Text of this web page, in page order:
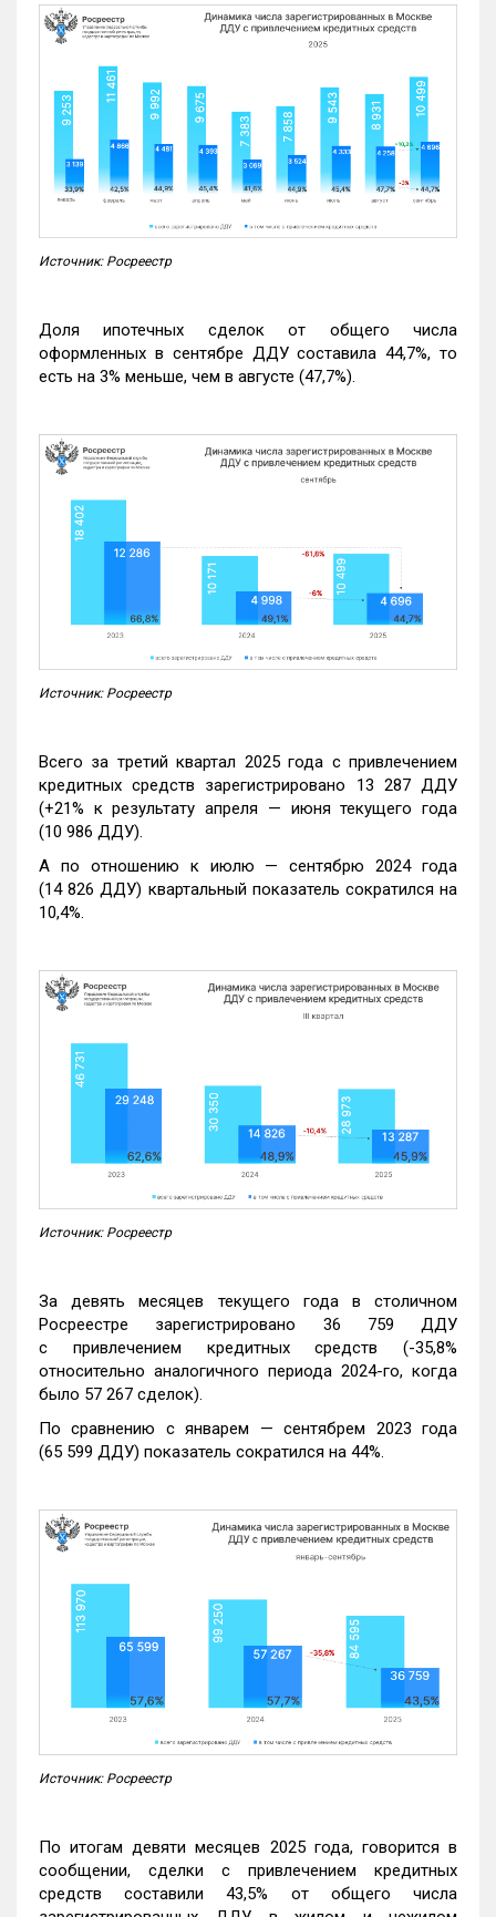
Источник: Росреестр
Доля ипотечных сделок от общего числа
оформленных в сентябре ДДУ составила 44,7%, то
есть на 3% меньше, чем в августе (47,7%).
Источник: Росреестр
Всего за третий квартал 2025 года с привлечением
кредитных средств зарегистрировано 13 287 ДДУ
(+21% к результату апреля — июня текущего года
(10 986 ДДУ).
А по отношению к июлю — сентябрю 2024 года
(14 826 ДДУ) квартальный показатель сократился на
10,4%.
Источник: Росреестр
За девять месяцев текущего года в столичном
Росреестре зарегистрировано 36 759 ДДУ
с привлечением кредитных средств (-35,8%
относительно аналогичного периода 2024-го, когда
было 57 267 сделок).
По сравнению с январем — сентябрем 2023 года
(65 599 ДДУ) показатель сократился на 44%.
Источник: Росреестр
По итогам девяти месяцев 2025 года, говорится в
сообщении, сделки с привлечением кредитных
средств составили 43,5% от общего числа